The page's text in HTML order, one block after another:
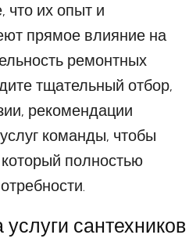
что их опыт и
прямое влияние на
ремонтных
тщательный отбор,
рекомендации
команды, чтобы
который полностью
сантехников